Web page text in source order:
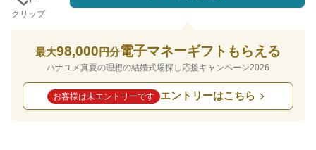
クリップ
最大98,000 円分電子マネーギフトもらえる
ハナユメ真夏の理想の結婚式場探し応援キャンペーン2026
お客様は未エントリーです エントリーはこちら